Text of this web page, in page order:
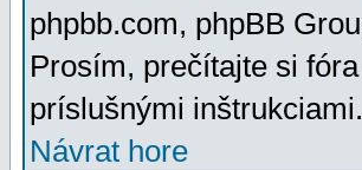
phpbb.com, phpBB
Prosím, prečítajte si
príslušnými inštrukciami.
Návrat hore